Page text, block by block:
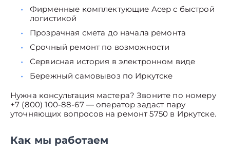
Фирменные комплектующие Асер с быстрой
логистикой
Прозрачная смета до начала ремонта
Срочный ремонт по возможности
Сервисная история в электронном виде
Бережный самовывоз по Иркутске
Нужна консультация мастера? Звоните по номеру
+7 (800) 100-88-67 — оператор задаст пару
уточняющих вопросов на ремонт 5750 в Иркутске.
Как мы работаем